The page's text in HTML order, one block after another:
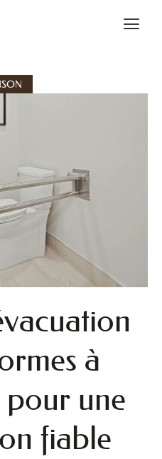
à
pour une
fiable